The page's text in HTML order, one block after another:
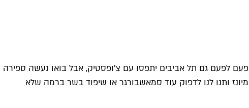
לפעם גם תל אביבים יתפסו עם צ'ופסטיק, אבל בואו נעשה ספירה
ותנו לנו לדפוק עוד סמאשבורגר או שיפוד בשר ברמה שלא